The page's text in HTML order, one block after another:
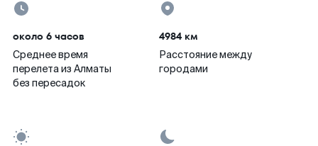
около 6 часов
Среднее время
перелета из Алматы
без пересадок
4984 км
Расстояние между
городами